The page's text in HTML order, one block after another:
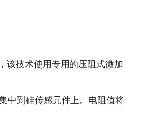
该技术使用专用的压阻式微加
中到硅传感元件上。电阻值将